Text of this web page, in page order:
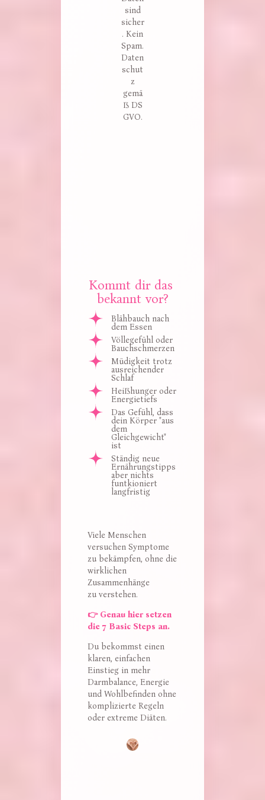
sind
sicher
. Kein
Spam.
Daten
schut
z
gemä
ß DS
GVO.
Kommt dir das
bekannt vor?
Blähbauch nach
dem Essen
Völlegefühl oder
Bauchschmerzen
Müdigkeit trotz
ausreichender
Schlaf
Heißhunger oder
Energietiefs
Das Gefühl, dass
dein Körper "aus
dem
Gleichgewicht"
ist
Ständig neue
Ernährungstipps
aber nichts
funtkioniert
langfristig
Viele Menschen
versuchen Symptome
zu bekämpfen, ohne die
wirklichen
Zusammenhänge
zu verstehen.
👉 Genau hier setzen
die 7 Basic Steps an.
Du bekommst einen
klaren, einfachen
Einstieg in mehr
Darmbalance, Energie
und Wohlbefinden ohne
komplizierte Regeln
oder extreme Diäten.